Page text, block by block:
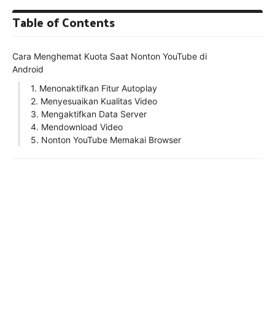
Table of Contents
Cara Menghemat Kuota Saat Nonton YouTube di
Android
1. Menonaktifkan Fitur Autoplay
2. Menyesuaikan Kualitas Video
3. Mengaktifkan Data Server
4. Mendownload Video
5. Nonton YouTube Memakai Browser